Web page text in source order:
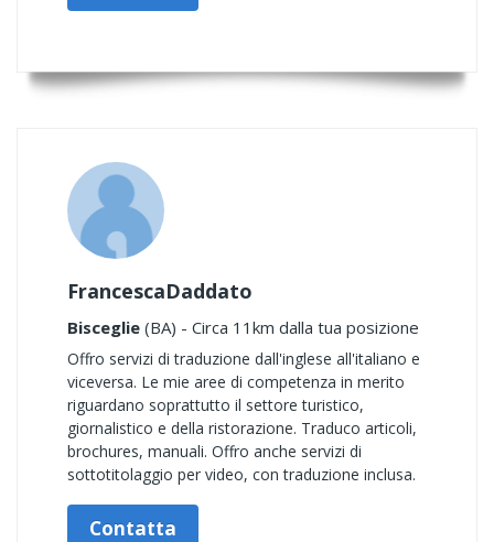
FrancescaDaddato
Bisceglie (BA) - Circa 11km dalla tua posizione
Offro servizi di traduzione dall'inglese all'italiano e
viceversa. Le mie aree di competenza in merito
riguardano soprattutto il settore turistico,
giornalistico e della ristorazione. Traduco articoli,
brochures, manuali. Offro anche servizi di
sottotitolaggio per video, con traduzione inclusa.
Contatta